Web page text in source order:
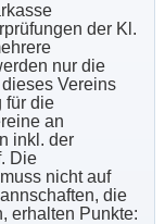
der Kl.
nur die
Vereins
für die
an
inkl. der
Die
nicht auf
die
erhalten Punkte: